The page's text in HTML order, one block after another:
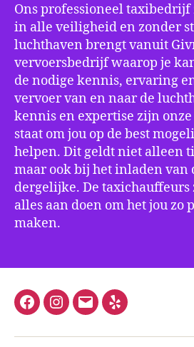
Ons professioneel taxibedrijf
in alle veiligheid en zonder
luchthaven brengt vanuit
vervoersbedrijf waarop je
de nodige kennis, ervaring
vervoer van en naar de
kennis en expertise zijn
staat om jou op de best
helpen. Dit geldt niet alleen
maar ook bij het inladen van
dergelijke. De
alles aan doen om het jou zo
maken.
FacebookInstagram
E-
Yelp